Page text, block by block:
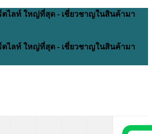
ตไลท์ ใหญ่ที่สุด - เชี่ยวชาญในสินค้ามา
ตไลท์ ใหญ่ที่สุด - เชี่ยวชาญในสินค้ามา